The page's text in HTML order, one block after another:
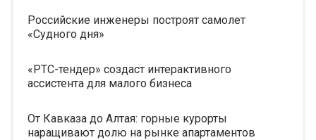
Российские инженеры построят самолет
«Судного дня»
«РТС-тендер» создаст интерактивного
ассистента для малого бизнеса
От Кавказа до Алтая: горные курорты
наращивают долю на рынке апартаментов